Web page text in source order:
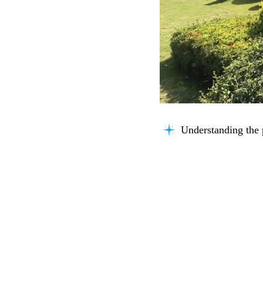
Understanding the